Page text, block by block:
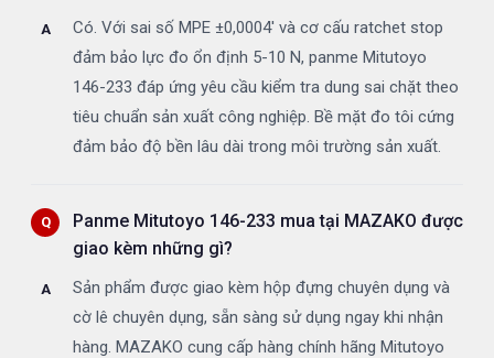
Có. Với sai số MPE ±0,0004' và cơ cấu ratchet stop
đảm bảo lực đo ổn định 5-10 N, panme Mitutoyo
146-233 đáp ứng yêu cầu kiểm tra dung sai chặt theo
tiêu chuẩn sản xuất công nghiệp. Bề mặt đo tôi cứng
đảm bảo độ bền lâu dài trong môi trường sản xuất.
Panme Mitutoyo 146-233 mua tại MAZAKO được
giao kèm những gì?
Sản phẩm được giao kèm hộp đựng chuyên dụng và
cờ lê chuyên dụng, sẵn sàng sử dụng ngay khi nhận
hàng. MAZAKO cung cấp hàng chính hãng Mitutoyo